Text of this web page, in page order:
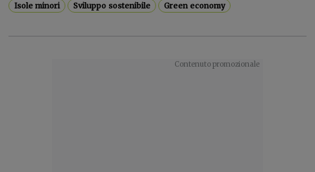
Isole minori Sviluppo sostenibile Green economy